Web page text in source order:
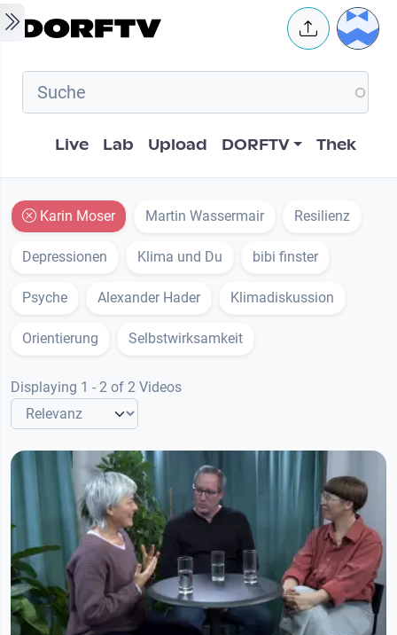
Skip to main content User
Hauptnavigation
Live Lab Upload DORFTV Thek
Karin Moser Martin Wassermair Resilienz
Depressionen Klima und Du bibi finster
Psyche Alexander Hader Klimadiskussion
Orientierung Selbstwirksamkeit
Displaying 1 - 2 of 2 Videos